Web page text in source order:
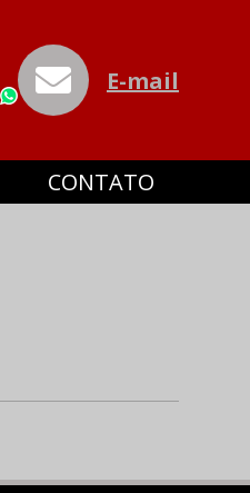
WhatsApp
E-mail
CONTATO